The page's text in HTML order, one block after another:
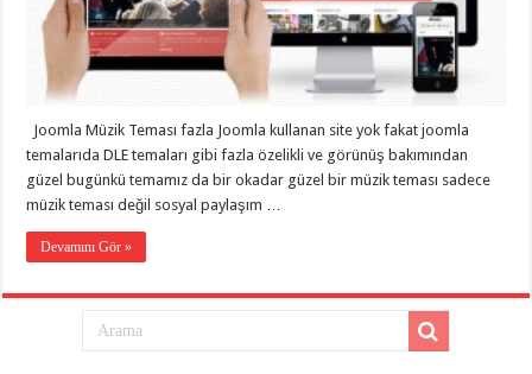
gaziantep
gaziantep
evden
taşımacılık,
gaziantep
taşımacılık,
evden
Joomla Müzik Teması fazla Joomla kullanan site yok fakat joomla
temalarıda DLE temaları gibi fazla özelikli ve görünüş bakımından
güzel bugünkü temamız da bir okadar güzel bir müzik teması sadece
müzik teması değil sosyal paylaşım …
Devamını Gör »